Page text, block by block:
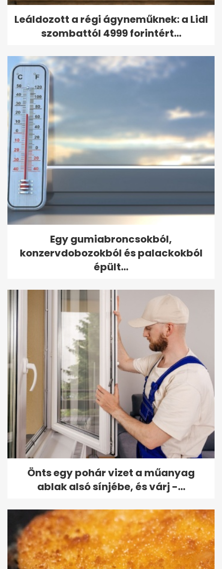
Leáldozott a régi ágyneműknek: a Lidl
szombattól 4999 forintért...
Egy gumiabroncsokból,
konzervdobozokból és palackokból
épült...
Önts egy pohár vizet a műanyag
ablak alsó sínjébe, és várj -...